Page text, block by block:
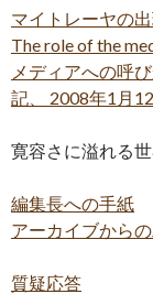
マイトレーヤの
The role of the
メディアへの呼
記、 2008年1月
寛容さに溢れる
編集長への手紙
アーカイブから
質疑応答